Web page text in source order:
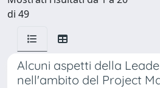
di 49
Alcuni aspetti della
nell'ambito del Project